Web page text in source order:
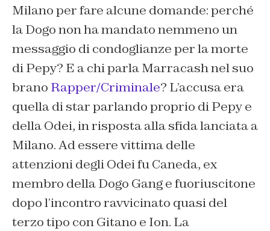
Milano per fare alcune domande: perché
la Dogo non ha mandato nemmeno un
messaggio di condoglianze per la morte
di Pepy? E a chi parla Marracash nel suo
brano Rapper/Criminale? L’accusa era
quella di star parlando proprio di Pepy e
della Odei, in risposta alla sfida lanciata a
Milano. Ad essere vittima delle
attenzioni degli Odei fu Caneda, ex
membro della Dogo Gang e fuoriuscitone
dopo l’incontro ravvicinato quasi del
terzo tipo con Gitano e Ion. La